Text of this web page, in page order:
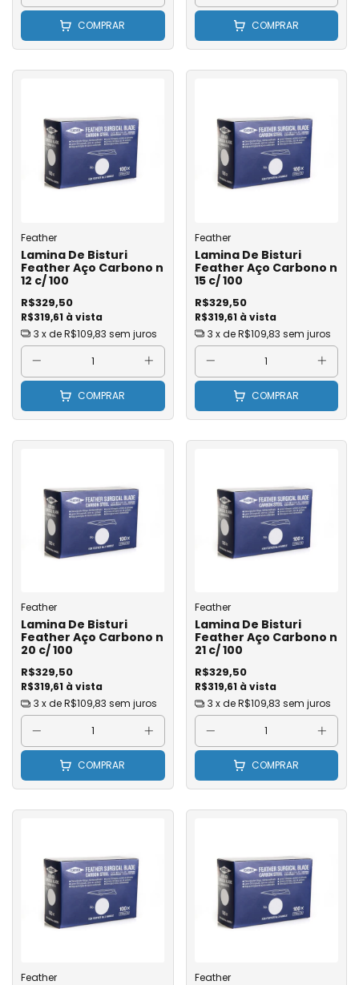
COMPRAR COMPRAR
Feather
Lamina De Bisturi
Feather Aço Carbono n
12 c/ 100
R$319,61 à vista
R$329,50
3 x deR$109,83 sem juros
COMPRAR
Feather
Lamina De Bisturi
Feather Aço Carbono n
15 c/ 100
R$319,61 à vista
R$329,50
3 x deR$109,83 sem juros
COMPRAR
Feather
Lamina De Bisturi
Feather Aço Carbono n
20 c/ 100
R$319,61 à vista
R$329,50
3 x deR$109,83 sem juros
COMPRAR
Feather
Lamina De Bisturi
Feather Aço Carbono n
21 c/ 100
R$319,61 à vista
R$329,50
3 x deR$109,83 sem juros
COMPRAR
Feather Feather